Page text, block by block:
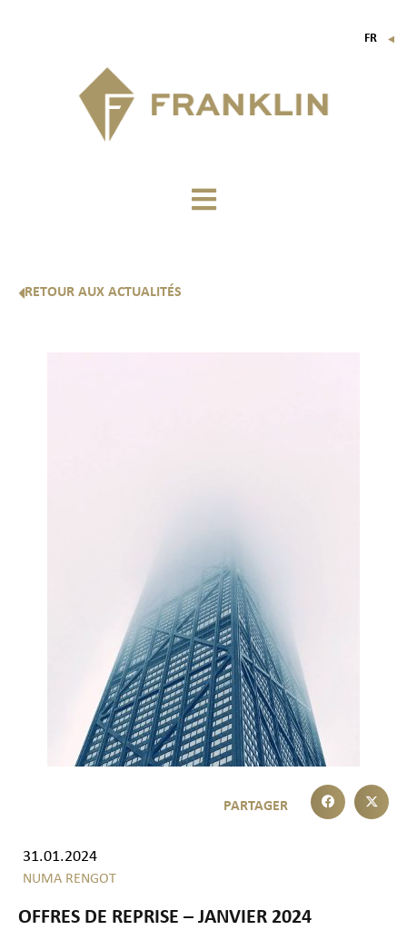
FR ▼
RETOUR AUX ACTUALITÉS
31.01.2024
NUMA RENGOT
OFFRES DE REPRISE – JANVIER 2024